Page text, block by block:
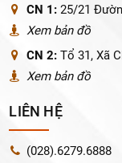
CN 1:25/21
Xem bản đồ
CN 2:Tổ 31, Xã
Xem bản đồ
LIÊN HỆ
(028).6279.6888